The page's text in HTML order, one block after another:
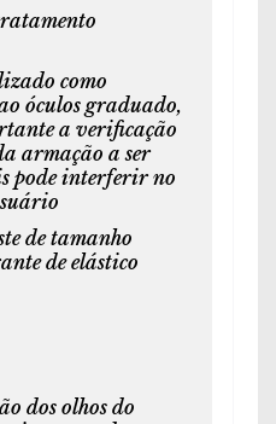
como
óculos graduado,
a verificação
armação a ser
pode interferir no
de tamanho
de elástico
dos olhos do